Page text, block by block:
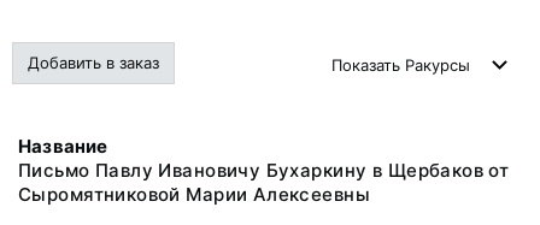
Добавить в заказ Показать Ракурсы
Название
Письмо Павлу Ивановичу Бухаркину в Щербаков от
Сыромятниковой Марии Алексеевны